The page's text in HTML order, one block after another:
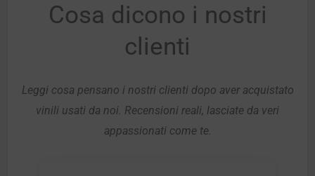
Cosa dicono i nostri
clienti
Leggi cosa pensano i nostri clienti dopo aver acquistato
vinili usati da noi. Recensioni reali, lasciate da veri
appassionati come te.